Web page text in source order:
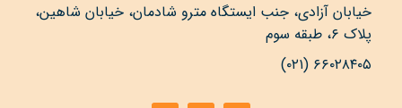
خیابان آزادی، جنب ایستگاه مترو شادمان، خیابان شاهین،
پلاک ۶، طبقه سوم
۶۶۰۲۸۴۰۵ (۰۲۱)